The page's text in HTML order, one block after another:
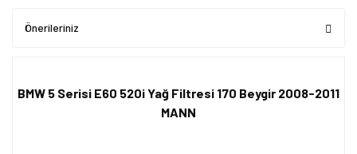
Önerileriniz
BMW 5 Serisi E60 520i Yağ Filtresi 170 Beygir 2008-2011
MANN